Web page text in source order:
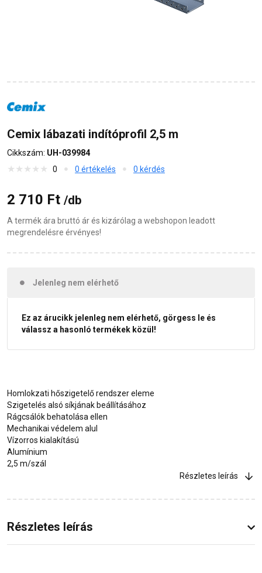
Cemix lábazati indítóprofil 2,5 m
Cikkszám: UH-039984
0
0 értékelés 0 kérdés
2 710 Ft /db
A termék ára bruttó ár és kizárólag a webshopon leadott
megrendelésre érvényes!
Jelenleg nem elérhető
Ez az árucikk jelenleg nem elérhető, görgess le és
válassz a hasonló termékek közül!
Homlokzati hőszigetelő rendszer eleme
Szigetelés alsó síkjának beállításához
Rágcsálók behatolása ellen
Mechanikai védelem alul
Vízorros kialakítású
Alumínium
2,5 m/szál
Részletes leírás
Részletes leírás